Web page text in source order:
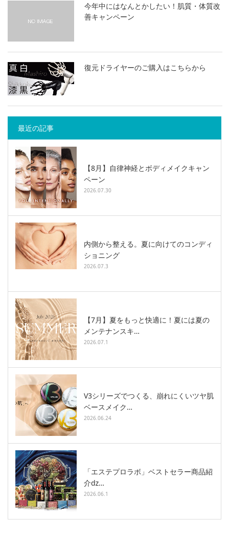
今年中にはなんとかしたい！肌質・体質改
善キャンペーン
復元ドライヤーのご購入はこちらから
最近の記事
【8月】自律神経とボディメイクキャン
ペーン
2026.07.30
内側から整える。夏に向けてのコンディ
ショニング
2026.07.3
【7月】夏をもっと快適に！夏には夏の
メンテナンスキ…
2026.07.1
V3シリーズでつくる、崩れにくいツヤ肌
ベースメイク…
2026.06.24
「エステプロラボ」ベストセラー商品紹
介ǳ…
2026.06.1